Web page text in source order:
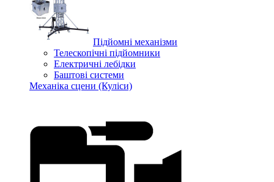
Підйомні механізми
Телескопічні підйомники
Електричні лебідки
Баштові системи
Механіка сцени (Куліси)